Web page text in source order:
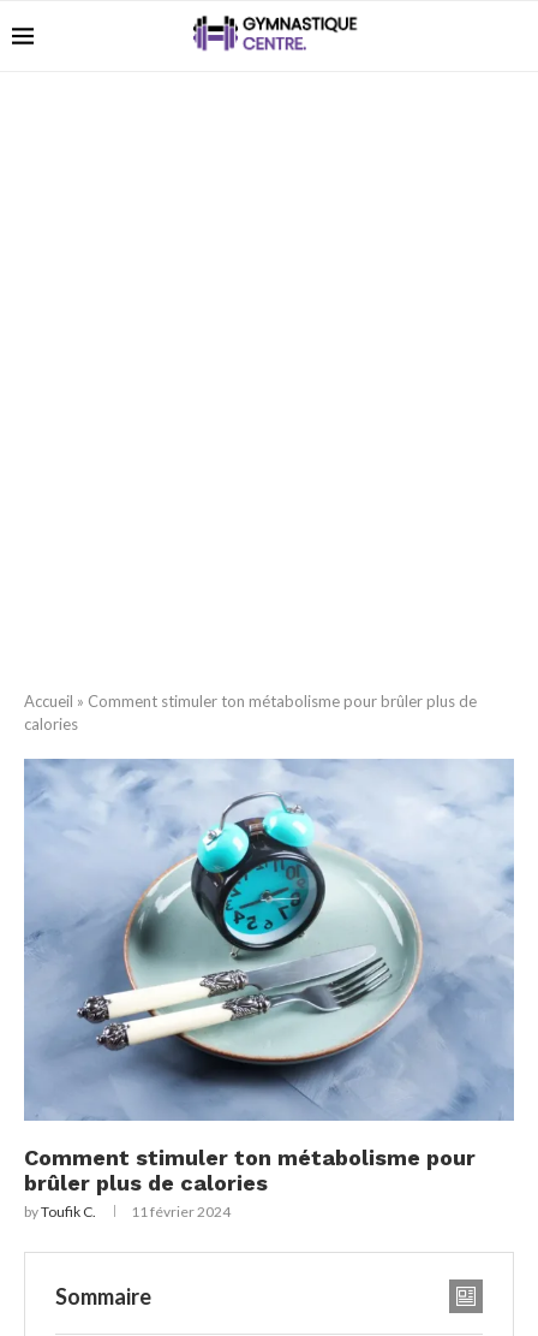
Accueil » Comment stimuler ton métabolisme pour brûler plus de
calories
Comment stimuler ton métabolisme pour
brûler plus de calories
byToufik C. 11 février 2024
Sommaire